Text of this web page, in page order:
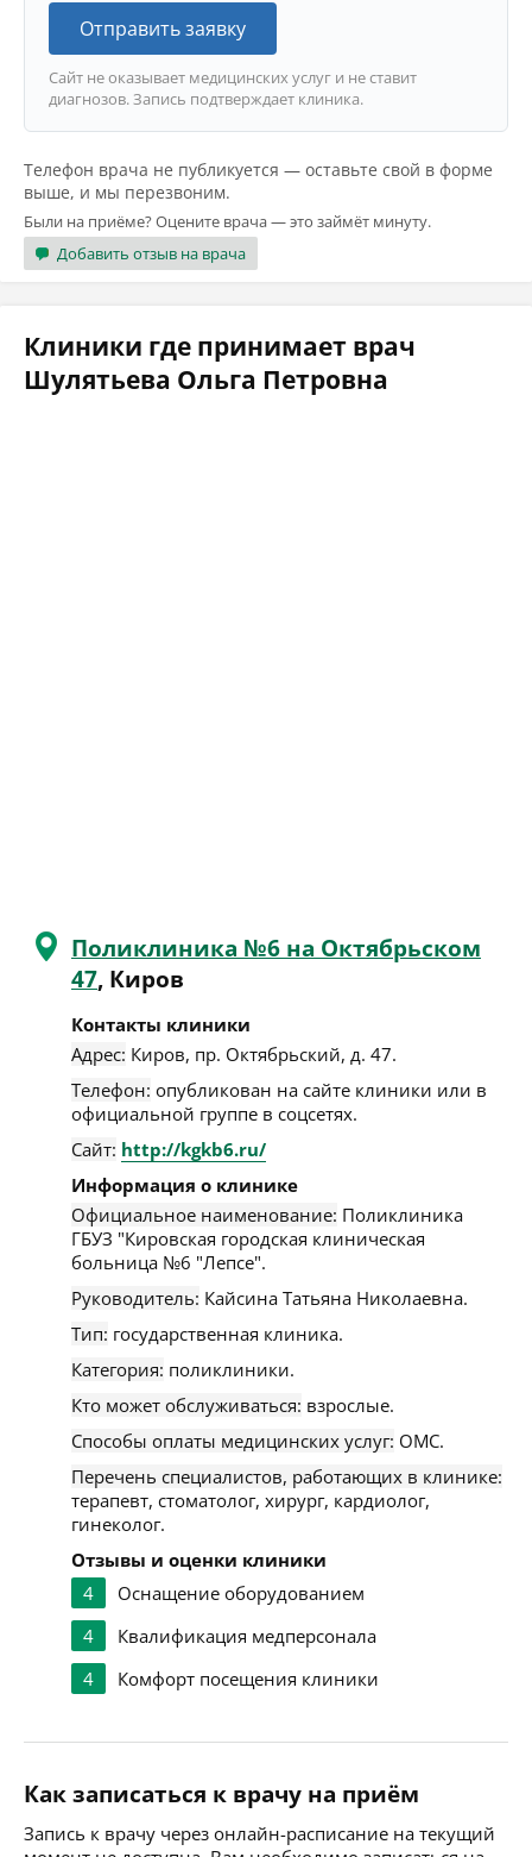
Отправить заявку
Сайт не оказывает медицинских услуг и не ставит
диагнозов. Запись подтверждает клиника.
Телефон врача не публикуется — оставьте свой в форме
выше, и мы перезвоним.
Были на приёме? Оцените врача — это займёт минуту.
Добавить отзыв на врача
Клиники где принимает врач
Шулятьева Ольга Петровна
Поликлиника №6 на Октябрьском
47, Киров
Контакты клиники
Адрес: Киров, пр. Октябрьский, д. 47.
Телефон: опубликован на сайте клиники или в
официальной группе в соцсетях.
Сайт: http://kgkb6.ru/
Информация о клинике
Официальное наименование: Поликлиника
ГБУЗ "Кировская городская клиническая
больница №6 "Лепсе".
Руководитель: Кайсина Татьяна Николаевна.
Тип: государственная клиника.
Категория: поликлиники.
Кто может обслуживаться: взрослые.
Способы оплаты медицинских услуг: ОМС.
Перечень специалистов, работающих в клинике:
терапевт, стоматолог, хирург, кардиолог,
гинеколог.
Отзывы и оценки клиники
4
Оснащение оборудованием
4
Квалификация медперсонала
4
Комфорт посещения клиники
Как записаться к врачу на приём
Запись к врачу через онлайн-расписание на текущий